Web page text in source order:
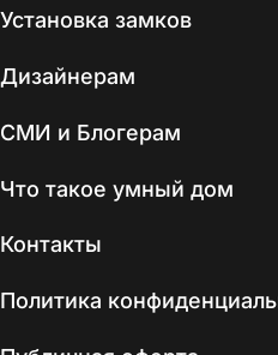
Установка замков
Дизайнерам
СМИ и Блогерам
Что такое умный дом
Контакты
Политика